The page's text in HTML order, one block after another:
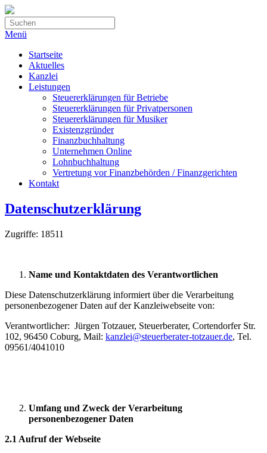
Menü
Startseite
Aktuelles
Kanzlei
Leistungen
Steuererklärungen für Betriebe
Steuererklärungen für Privatpersonen
Steuererklärungen für Musiker
Existenzgründer
Finanzbuchhaltung
Unternehmen Online
Lohnbuchhaltung
Vertretung vor Finanzbehörden / Finanzgerichten
Kontakt
Datenschutzerklärung
Zugriffe: 18511
Name und Kontaktdaten des Verantwortlichen
Diese Datenschutzerklärung informiert über die Verarbeitung
personenbezogener Daten auf der Kanzleiwebseite von:
Verantwortlicher: Jürgen Totzauer, Steuerberater, Cortendorfer Str.
102, 96450 Coburg, Mail: kanzlei@steuerberater-totzauer.de, Tel.
09561/4041010
Umfang und Zweck der Verarbeitung
personenbezogener Daten
2.1 Aufruf der Webseite